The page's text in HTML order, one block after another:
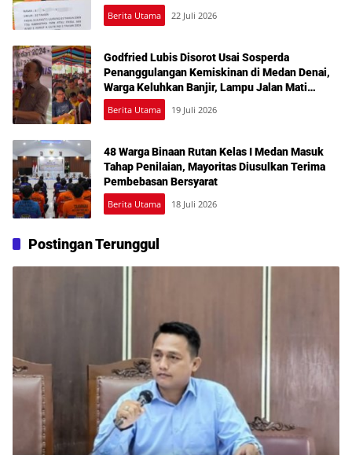
Berita Utama 22 Juli 2026
Godfried Lubis Disorot Usai Sosperda
Penanggulangan Kemiskinan di Medan Denai,
Warga Keluhkan Banjir, Lampu Jalan Mati
hingga Sulit Akses Bantuan
Berita Utama 19 Juli 2026
48 Warga Binaan Rutan Kelas I Medan Masuk
Tahap Penilaian, Mayoritas Diusulkan Terima
Pembebasan Bersyarat
Berita Utama 18 Juli 2026
Postingan Terunggul